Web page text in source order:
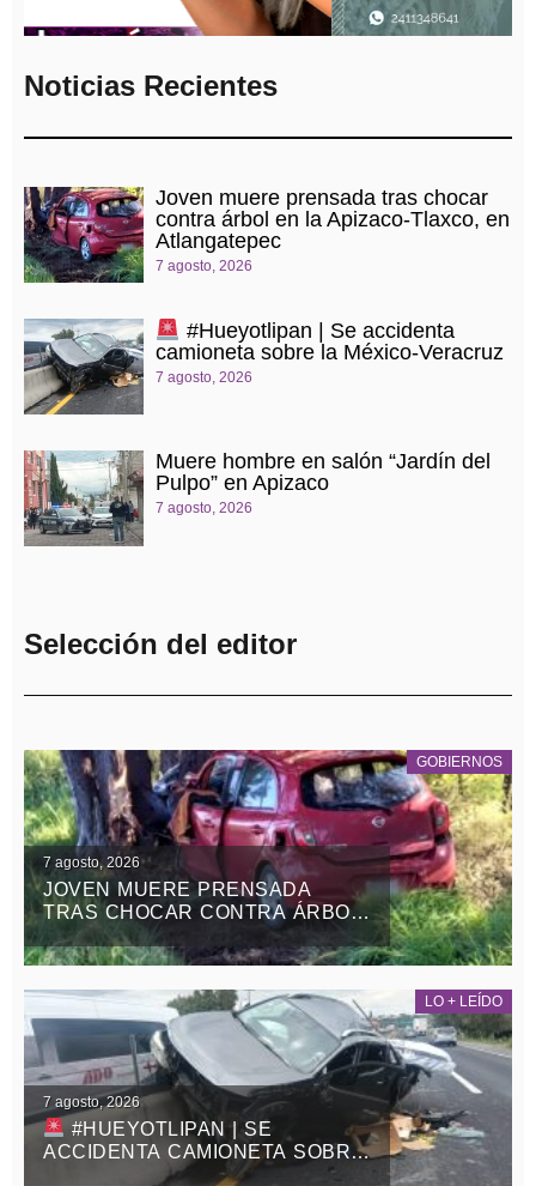
Noticias Recientes
Joven muere prensada tras chocar
contra árbol en la Apizaco-Tlaxco, en
Atlangatepec
7 agosto, 2026
#Hueyotlipan | Se accidenta
camioneta sobre la México-Veracruz
7 agosto, 2026
Muere hombre en salón “Jardín del
Pulpo” en Apizaco
7 agosto, 2026
Selección del editor
GOBIERNOS
7 agosto, 2026
JOVEN MUERE PRENSADA
TRAS CHOCAR CONTRA ÁRBOL
EN LA APIZACO-TLAXCO, EN
ATLANGATEPEC
LO + LEÍDO
7 agosto, 2026
#HUEYOTLIPAN | SE
ACCIDENTA CAMIONETA SOBRE
LA MÉXICO-VERACRUZ